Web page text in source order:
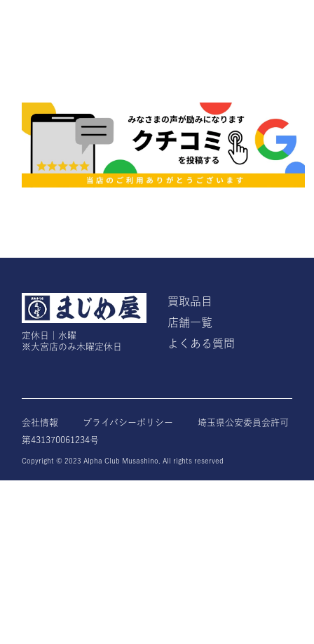
定休日｜水曜
※大宮店のみ木曜定休日
買取品目
店舗一覧
よくある質問
会社情報 プライバシーポリシー
埼玉県公安委員会許可
第431370061234号
Copyright © 2023 Alpha Club Musashino. All rights reserved